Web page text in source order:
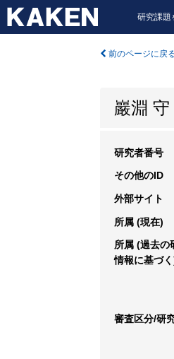
研究課題
前のページに戻
巖淵 守
研究者番号
その他のID
外部サイト
所属 (現在)
所属 (過去の
情報に基づ
審査区分/研